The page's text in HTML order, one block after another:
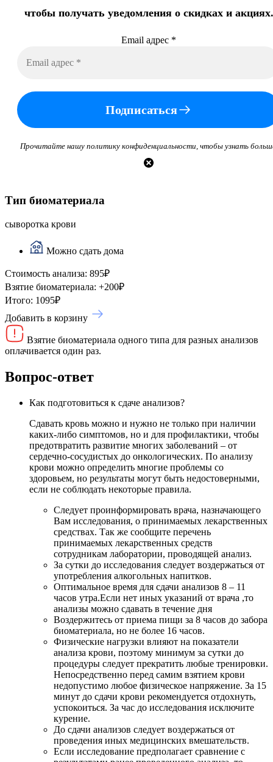
чтобы получать уведомления о скидках и акциях.
Email адрес *
Подписаться
Прочитайте нашу политику конфиденциальности, чтобы узнать
Тип биоматериала
сыворотка крови
Можно сдать дома
Стоимость анализа: 895₽
Взятие биоматериала: +200₽
Итого: 1095₽
Добавить в корзину
Взятие биоматериала одного типа для разных анализов
оплачивается один раз.
Вопрос-ответ
Как подготовиться к сдаче анализов?
Сдавать кровь можно и нужно не только при наличии
каких-либо симптомов, но и для профилактики, чтобы
предотвратить развитие многих заболеваний – от
сердечно-сосудистых до онкологических. По анализу
крови можно определить многие проблемы со
здоровьем, но результаты могут быть недостоверными,
если не соблюдать некоторые правила.
Следует проинформировать врача, назначающего
Вам исследования, о принимаемых лекарственных
средствах. Так же сообщите перечень
принимаемых лекарственных средств
сотрудникам лаборатории, проводящей анализ.
За сутки до исследования следует воздержаться от
употребления алкогольных напитков.
Оптимальное время для сдачи анализов 8 – 11
часов утра.Если нет иных указаний от врача ,то
анализы можно сдавать в течение дня
Воздержитесь от приема пищи за 8 часов до забора
биоматериала, но не более 16 часов.
Физические нагрузки влияют на показатели
анализа крови, поэтому минимум за сутки до
процедуры следует прекратить любые тренировки.
Непосредственно перед самим взятием крови
недопустимо любое физическое напряжение. За 15
минут до сдачи крови рекомендуется отдохнуть,
успокоиться. За час до исследования исключите
курение.
До сдачи анализов следует воздержаться от
проведения иных медицинских вмешательств.
Если исследование предполагает сравнение с